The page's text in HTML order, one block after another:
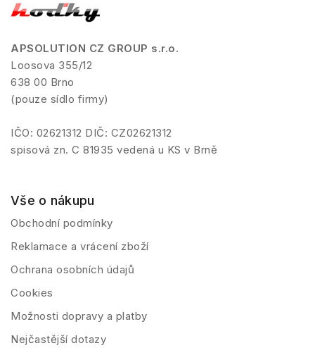
APSOLUTION CZ GROUP s.r.o.
Loosova 355/12
638 00 Brno
(pouze sídlo firmy)
IČO: 02621312 DIČ: CZ02621312
spisová zn. C 81935 vedená u KS v Brně
Vše o nákupu
Obchodní podmínky
Reklamace a vrácení zboží
Ochrana osobních údajů
Cookies
Možnosti dopravy a platby
Nejčastější dotazy